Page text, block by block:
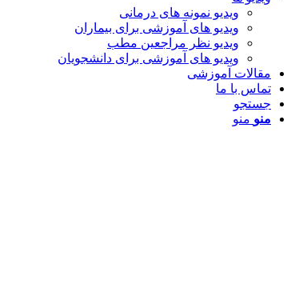
ویدیو نمونه های درمانی
ویدیو های آموزشی برای بیماران
ویدیو نظر مراجعین مطب
ویدیو های آموزشی برای دانشجویان
مقالات آموزشی
تماس با ما
جستجو
منو منو